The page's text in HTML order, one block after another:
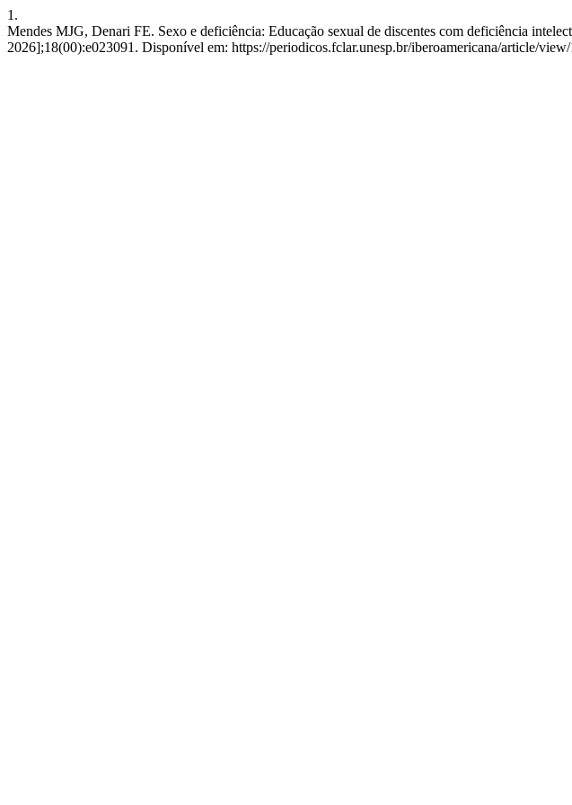
1.
Mendes MJG, Denari FE. Sexo e deficiência: Educação sexual de discentes com deficiência
2026];18(00):e023091. Disponível em: https://periodicos.fclar.unesp.br/iberoamericana/article/